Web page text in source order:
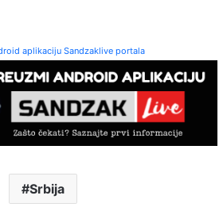
aplikaciju Sandzaklive portala
Srbija